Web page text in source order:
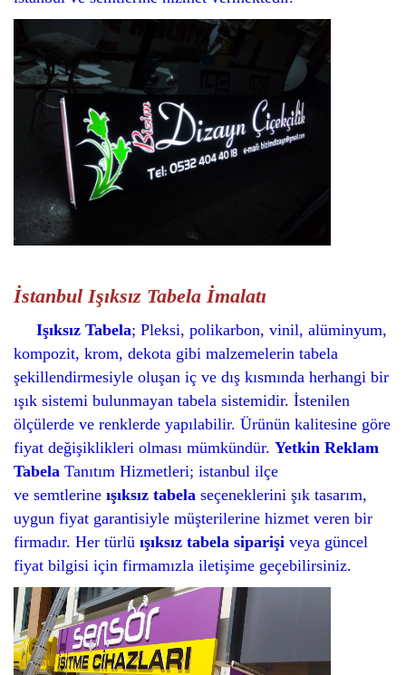
İstanbul Işıksız Tabela İmalatı
Işıksız Tabela; Pleksi, polikarbon, vinil, alüminyum,
kompozit, krom, dekota gibi malzemelerin tabela
şekillendirmesiyle oluşan iç ve dış kısmında herhangi bir
ışık sistemi bulunmayan tabela sistemidir. İstenilen
ölçülerde ve renklerde yapılabilir. Ürünün kalitesine göre
fiyat değişiklikleri olması mümkündür. Yetkin Reklam
Tabela Tanıtım Hizmetleri; istanbul ilçe
ve semtlerine ışıksız tabela seçeneklerini şık tasarım,
uygun fiyat garantisiyle müşterilerine hizmet veren bir
firmadır. Her türlü ışıksız tabela siparişi veya güncel
fiyat bilgisi için firmamızla iletişime geçebilirsiniz.